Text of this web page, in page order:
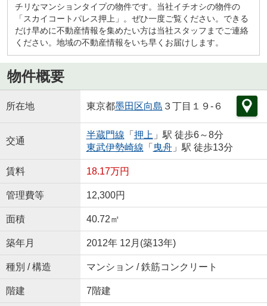
チリなマンションタイプの物件です。当社イチオシの物件の
「スカイコートパレス押上」。ぜひ一度ご覧ください。できる
だけ早めに不動産情報を集めたい方は当社スタッフまでご連絡
ください。地域の不動産情報をいち早くお届けします。
物件概要
所在地 東京都墨田区向島 ３丁目１９-６
交通
半蔵門線 「 押上 」駅 徒歩6～8分
東武伊勢崎線 「 曳舟」駅 徒歩13分
賃料 18.17万円
管理費等 12,300円
面積 40.72㎡
築年月 2012年 12月(築13年)
種別 / 構造 マンション / 鉄筋コンクリート
階建 7階建